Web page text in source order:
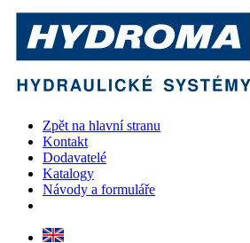
Zpět na hlavní stranu
Kontakt
Dodavatelé
Katalogy
Návody a formuláře